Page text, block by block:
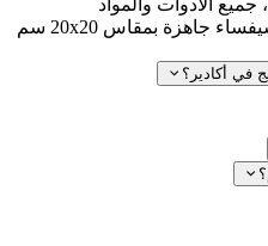
ومستلزمات التشطيب، ولوحة فسيفساء جاهزة بمقاس 20x20 سم